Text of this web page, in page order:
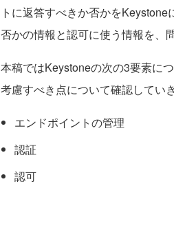
トに返答すべきか否かを
否かの情報と認可に使う情報を、
本稿ではKeystoneの次の3要素に
考慮すべき点について確認していき
エンドポイントの管理
認証
認可